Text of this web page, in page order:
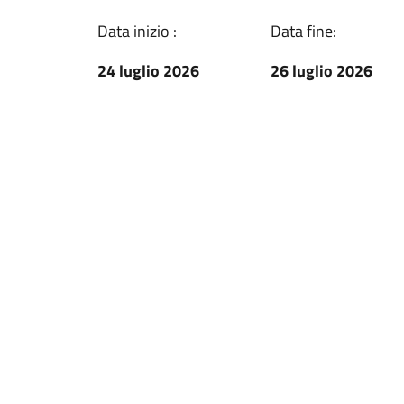
Data inizio :
24 luglio 2026
Data fine:
26 luglio 2026